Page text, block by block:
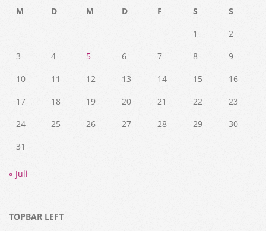
M
D M D F S
S
1
2
3
4 5 6 7 8
9
10
11 12 13 14 15
16
17
18 19 20 21 22
23
24
25 26 27 28 29
30
31
« Juli
TOPBAR LEFT